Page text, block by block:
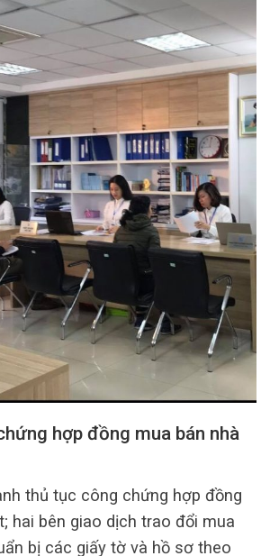
hợp đồng mua bán nhà
thủ tục công chứng hợp đồng
hai bên giao dịch trao đổi mua
bị các giấy tờ và hồ sơ theo